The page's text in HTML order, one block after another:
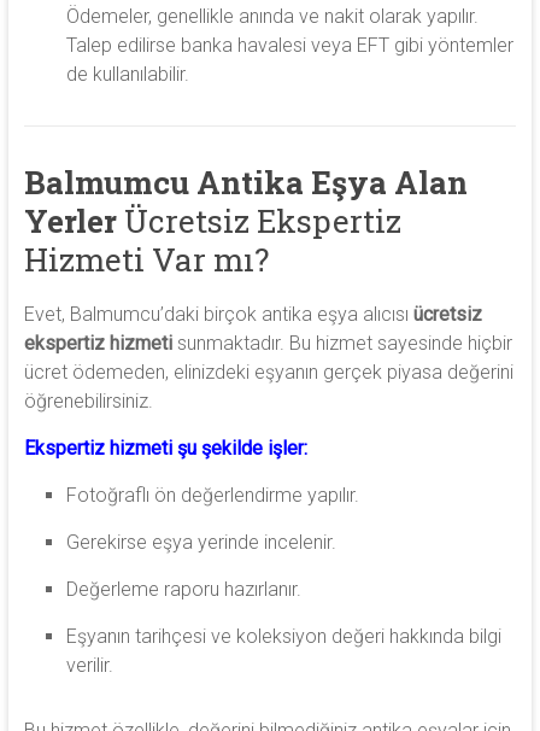
Ödemeler, genellikle anında ve nakit olarak yapılır.
Talep edilirse banka havalesi veya EFT gibi yöntemler
de kullanılabilir.
Balmumcu Antika Eşya Alan
Yerler Ücretsiz Ekspertiz
Hizmeti Var mı?
Evet, Balmumcu’daki birçok antika eşya alıcısı ücretsiz
ekspertiz hizmetisunmaktadır. Bu hizmet sayesinde hiçbir
ücret ödemeden, elinizdeki eşyanın gerçek piyasa değerini
öğrenebilirsiniz.
Ekspertiz hizmeti şu şekilde işler:
Fotoğraflı ön değerlendirme yapılır.
Gerekirse eşya yerinde incelenir.
Değerleme raporu hazırlanır.
Eşyanın tarihçesi ve koleksiyon değeri hakkında bilgi
verilir.